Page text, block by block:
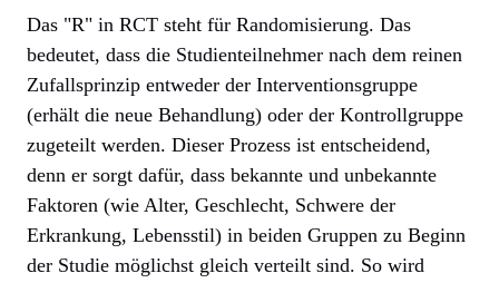
Das "R" in RCT steht für Randomisierung. Das
bedeutet, dass die Studienteilnehmer nach dem reinen
Zufallsprinzip entweder der Interventionsgruppe
(erhält die neue Behandlung) oder der Kontrollgruppe
zugeteilt werden. Dieser Prozess ist entscheidend,
denn er sorgt dafür, dass bekannte und unbekannte
Faktoren (wie Alter, Geschlecht, Schwere der
Erkrankung, Lebensstil) in beiden Gruppen zu Beginn
der Studie möglichst gleich verteilt sind. So wird